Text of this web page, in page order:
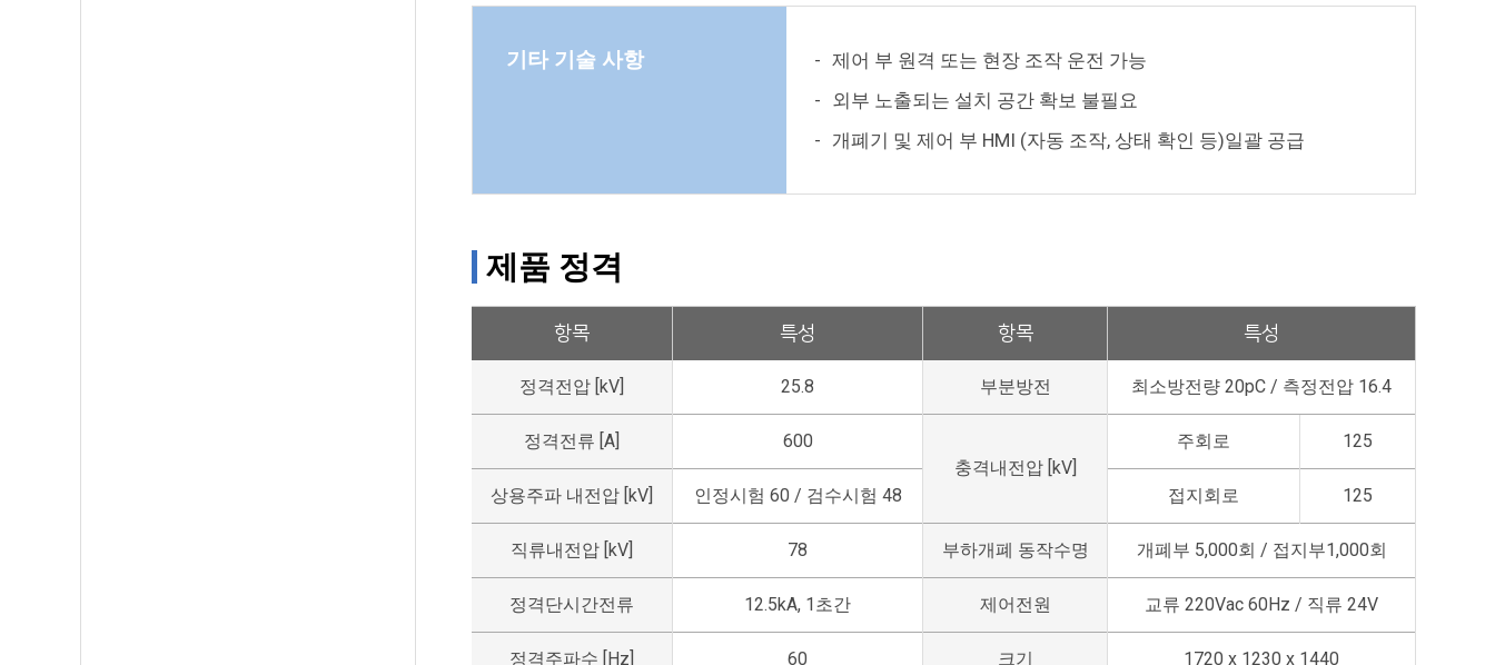
기타 기술 사항 - 제어 부 원격 또는 현장 조작 운전 가능
- 외부 노출되는 설치 공간 확보 불필요
- 개폐기 및 제어 부 HMI (자동 조작, 상태 확인 등)일괄 공급
제품 정격
항목 특성 항목 특성
정격전압 [kV] 25.8 부분방전 최소방전량 20pC / 측정전압 16.4
정격전류 [A]
600
충격내전압 [kV]
주회로 125
상용주파 내전압 [kV] 인정시험 60 / 검수시험 48 접지회로 125
직류내전압 [kV] 78 부하개폐 동작수명 개폐부 5,000회 / 접지부1,000회
정격단시간전류 12.5kA, 1초간 제어전원 교류 220Vac 60Hz / 직류 24V
정격주파수 [Hz] 60 크기 1720 x 1230 x 1440